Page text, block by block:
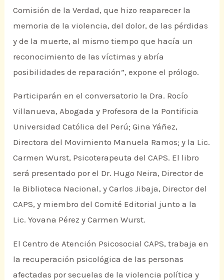
Comisión de la Verdad, que hizo reaparecer la
memoria de la violencia, del dolor, de las pérdidas
y de la muerte, al mismo tiempo que hacía un
reconocimiento de las víctimas y abría
posibilidades de reparación”, expone el prólogo.
Participarán en el conversatorio la Dra. Rocío
Villanueva, Abogada y Profesora de la Pontificia
Universidad Católica del Perú; Gina Yáñez,
Directora del Movimiento Manuela Ramos; y la Lic.
Carmen Wurst, Psicoterapeuta del CAPS. El libro
será presentado por el Dr. Hugo Neira, Director de
la Biblioteca Nacional, y Carlos Jibaja, Director del
CAPS, y miembro del Comité Editorial junto a la
Lic. Yovana Pérez y Carmen Wurst.
El Centro de Atención Psicosocial CAPS, trabaja en
la recuperación psicológica de las personas
afectadas por secuelas de la violencia política y